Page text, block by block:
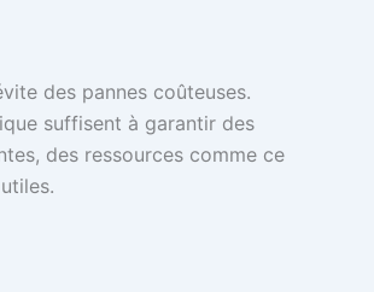
des pannes coûteuses.
suffisent à garantir des
des ressources comme ce